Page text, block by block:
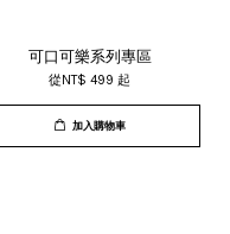
可口可樂系列專區
從NT$ 499起
加入購物車